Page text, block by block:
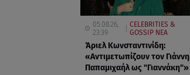
05.08.26,
23:39
CELEBRITIES &
GOSSIP ΝΕΑ
Άριελ Κωνσταντινίδη:
«Αντιμετωπίζουν τον Γιάννη
Παπαμιχαήλ ως "Γιαννάκη"»